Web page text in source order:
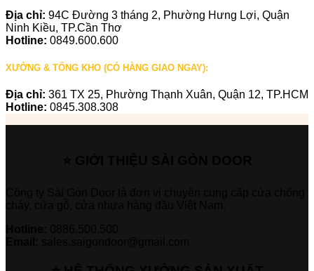
Địa chỉ: 94C Đường 3 tháng 2, Phường Hưng Lợi, Quận
Ninh Kiều, TP.Cần Thơ
Hotline: 0849.600.600
XƯỞNG & TỔNG KHO (CÓ HÀNG GIAO NGAY):
Địa chỉ: 361 TX 25, Phường Thạnh Xuân, Quận 12, TP.HCM
Hotline: 0845.308.308